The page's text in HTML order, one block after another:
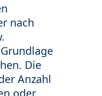
nach
Die
Anzahl
oder